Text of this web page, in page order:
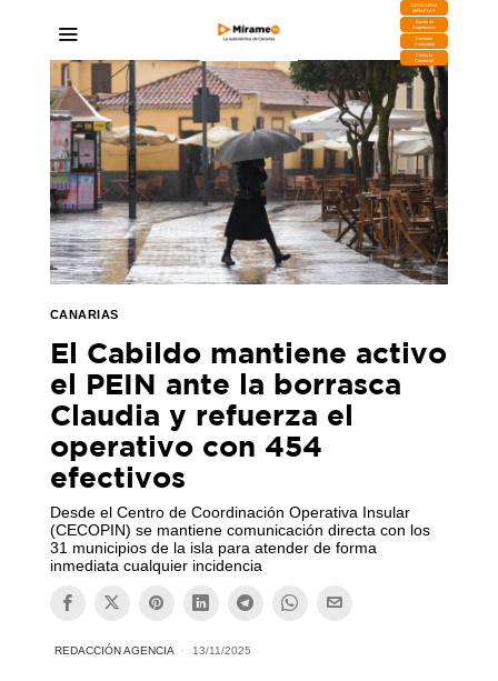
DESCARGA
MIRAPLAY
Buzón de
Sugerencias
Contratar
Publicidad
Contacto
Comercial
CANARIAS
El Cabildo mantiene activo
el PEIN ante la borrasca
Claudia y refuerza el
operativo con 454
efectivos
Desde el Centro de Coordinación Operativa Insular
(CECOPIN) se mantiene comunicación directa con los
31 municipios de la isla para atender de forma
inmediata cualquier incidencia
REDACCIÓN AGENCIA 13/11/2025